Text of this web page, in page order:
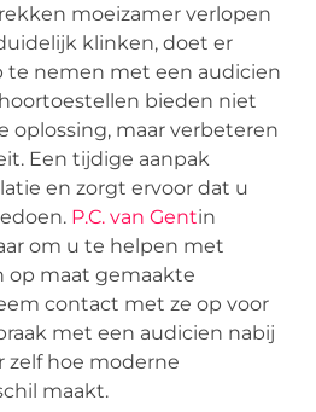
moeizamer verlopen
klinken, doet er
te nemen met een audicien
bieden niet
oplossing, maar verbeteren
Een tijdige aanpak
en zorgt ervoor dat u
P.C. van Gentin
om u te helpen met
op maat gemaakte
contact met ze op voor
met een audicien nabij
zelf hoe moderne
maakt.